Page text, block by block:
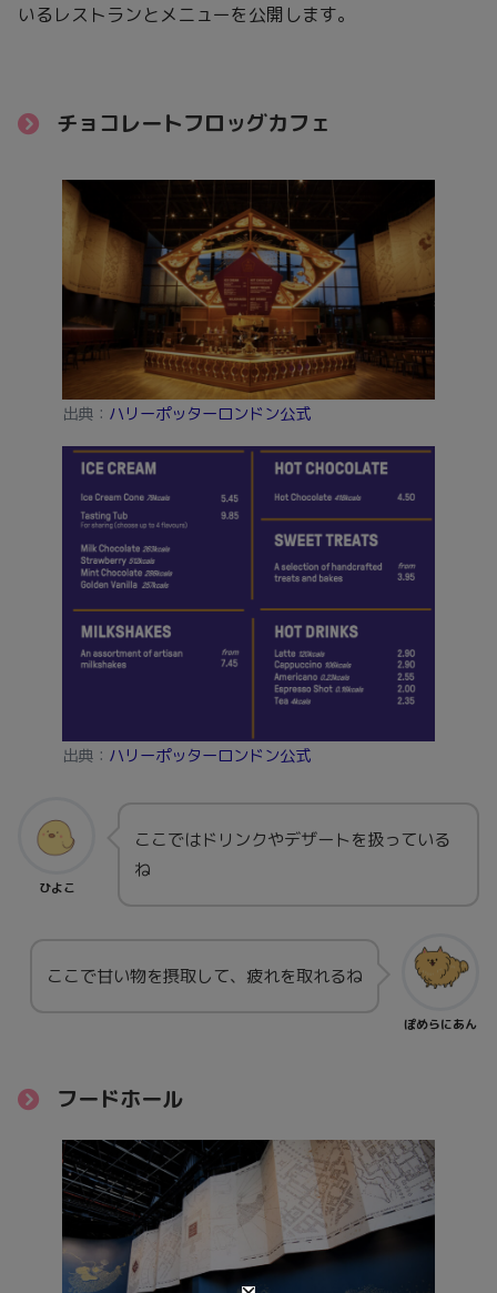
いるレストランとメニューを公開します。
チョコレートフロッグカフェ
出典： ハリーポッターロンドン公式
出典： ハリーポッターロンドン公式
ひよこ
ここではドリンクやデザートを扱っている
ね
ぽめらにあん
ここで甘い物を摂取して、疲れを取れるね
フードホール